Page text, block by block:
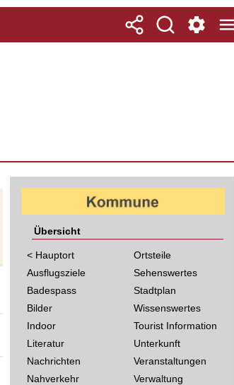
Übersicht
< Hauptort
Ausflugsziele
Badespass
Bilder
Indoor
Literatur
Nachrichten
Nahverkehr
Ortsteile
Sehenswertes
Stadtplan
Wissenswertes
Tourist Information
Unterkunft
Veranstaltungen
Verwaltung